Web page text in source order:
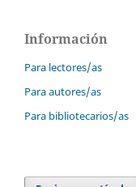
Información
Para lectores/as
Para autores/as
Para bibliotecarios/as